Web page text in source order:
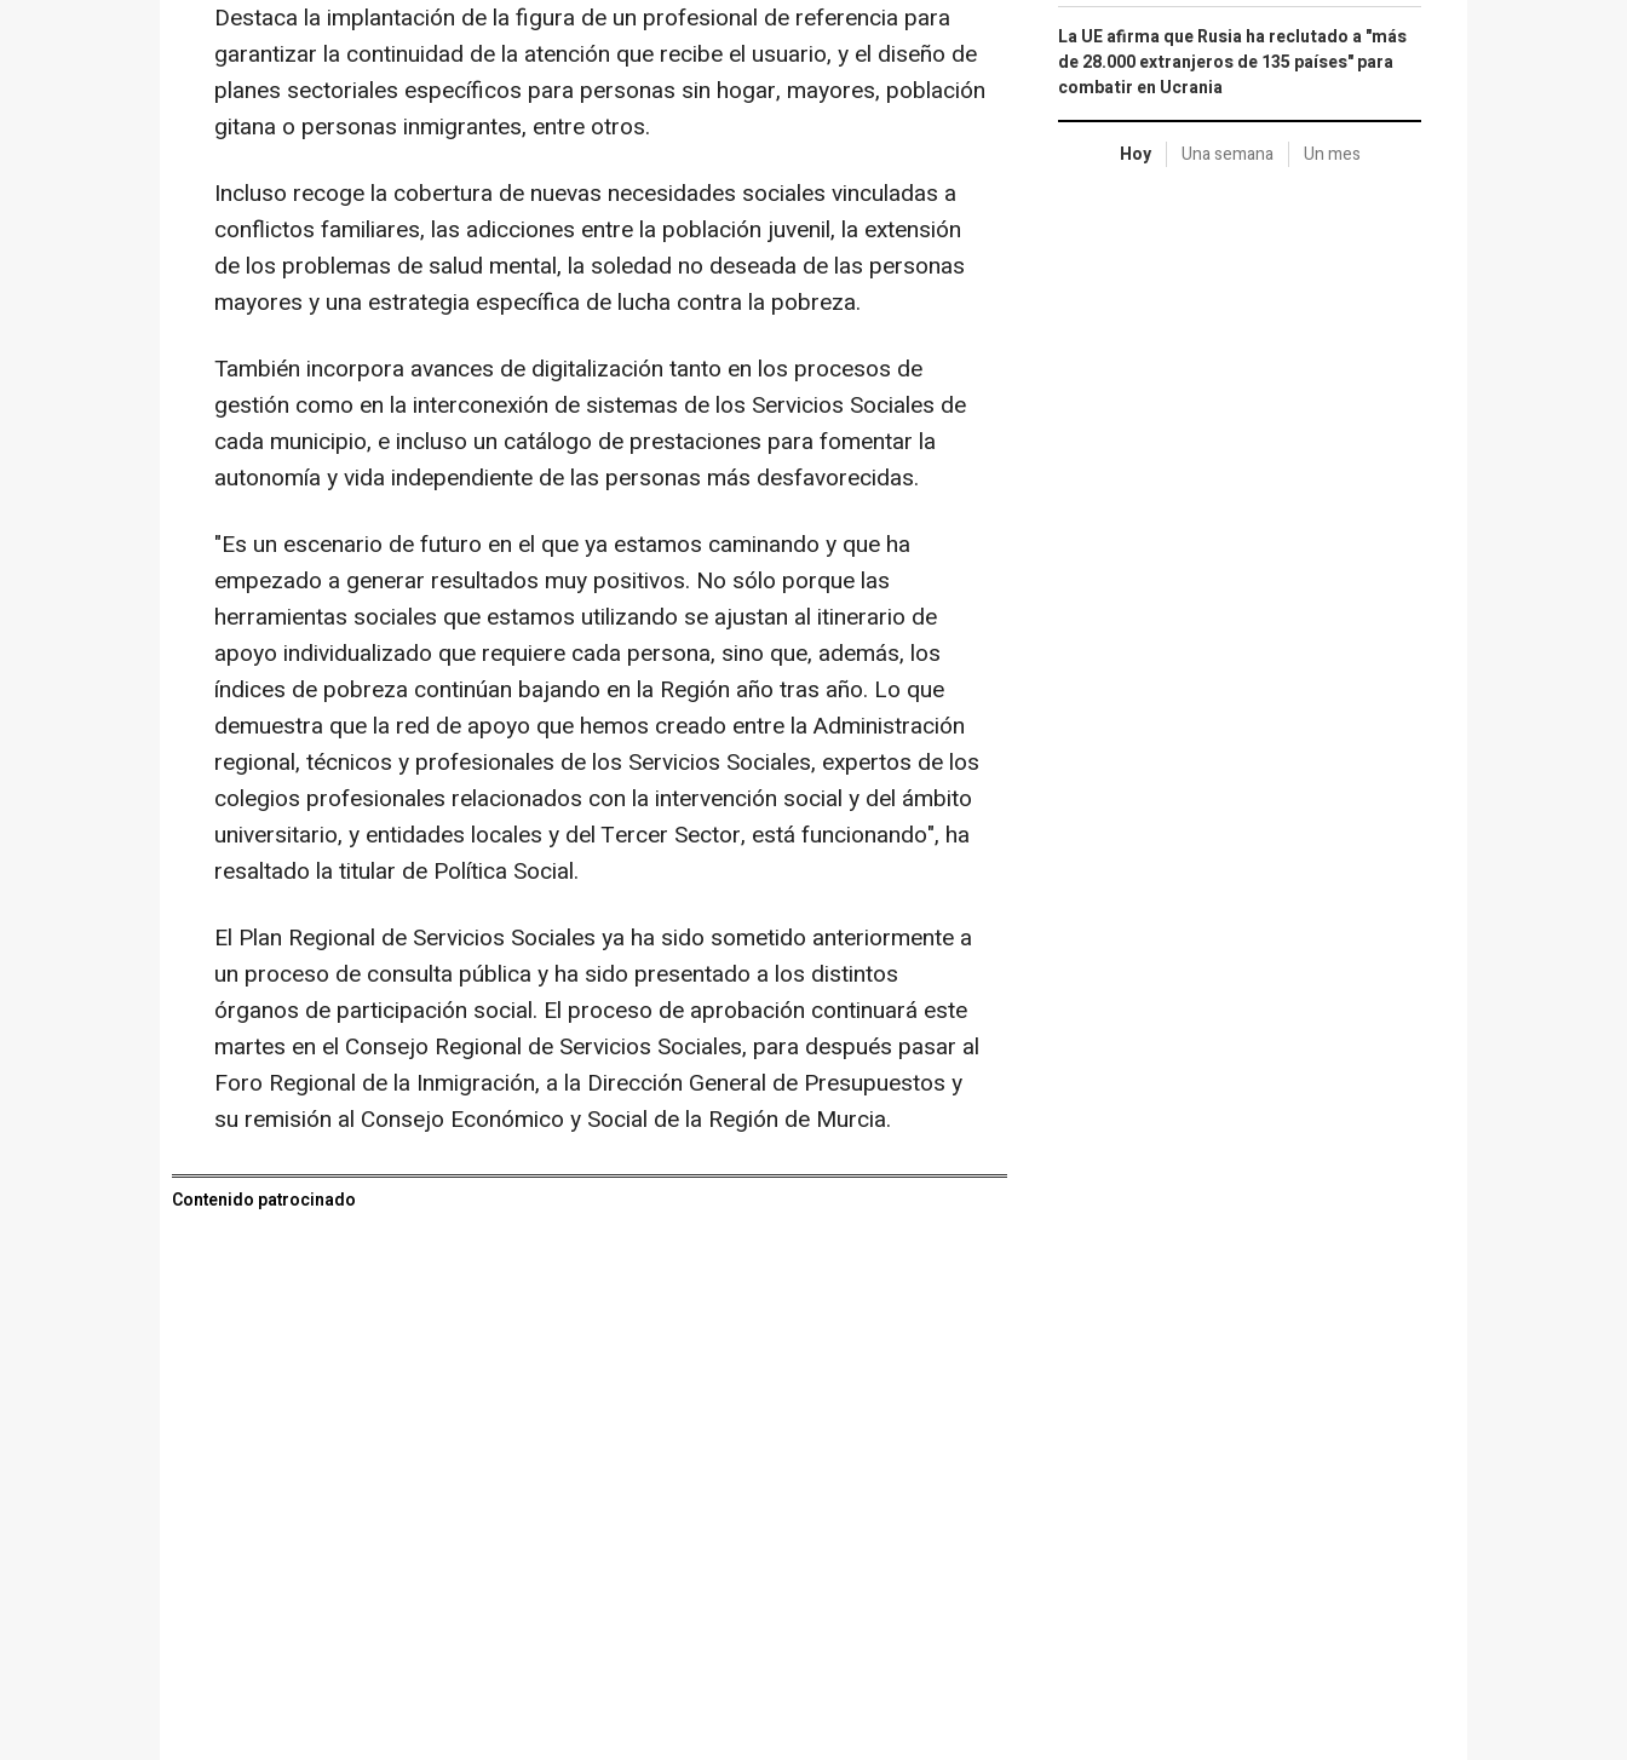
Destaca la implantación de la figura de un profesional de referencia para
garantizar la continuidad de la atención que recibe el usuario, y el diseño de
planes sectoriales específicos para personas sin hogar, mayores, población
gitana o personas inmigrantes, entre otros.
Incluso recoge la cobertura de nuevas necesidades sociales vinculadas a
conflictos familiares, las adicciones entre la población juvenil, la extensión
de los problemas de salud mental, la soledad no deseada de las personas
mayores y una estrategia específica de lucha contra la pobreza.
También incorpora avances de digitalización tanto en los procesos de
gestión como en la interconexión de sistemas de los Servicios Sociales de
cada municipio, e incluso un catálogo de prestaciones para fomentar la
autonomía y vida independiente de las personas más desfavorecidas.
"Es un escenario de futuro en el que ya estamos caminando y que ha
empezado a generar resultados muy positivos. No sólo porque las
herramientas sociales que estamos utilizando se ajustan al itinerario de
apoyo individualizado que requiere cada persona, sino que, además, los
índices de pobreza continúan bajando en la Región año tras año. Lo que
demuestra que la red de apoyo que hemos creado entre la Administración
regional, técnicos y profesionales de los Servicios Sociales, expertos de los
colegios profesionales relacionados con la intervención social y del ámbito
universitario, y entidades locales y del Tercer Sector, está funcionando", ha
resaltado la titular de Política Social.
El Plan Regional de Servicios Sociales ya ha sido sometido anteriormente a
un proceso de consulta pública y ha sido presentado a los distintos
órganos de participación social. El proceso de aprobación continuará este
martes en el Consejo Regional de Servicios Sociales, para después pasar al
Foro Regional de la Inmigración, a la Dirección General de Presupuestos y
su remisión al Consejo Económico y Social de la Región de Murcia.
Contenido patrocinado
La UE afirma que Rusia ha reclutado a "más
de 28.000 extranjeros de 135 países" para
combatir en Ucrania
Hoy Una semana Un mes